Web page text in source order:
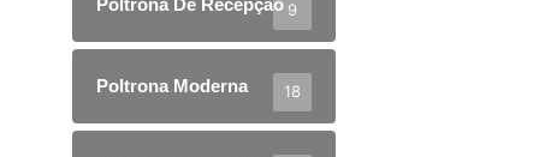
9
Poltrona Moderna 18